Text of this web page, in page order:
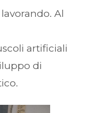
Al
artificiali
di